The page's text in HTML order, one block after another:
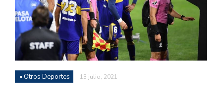
▪ Otros Deportes 13 julio, 2021